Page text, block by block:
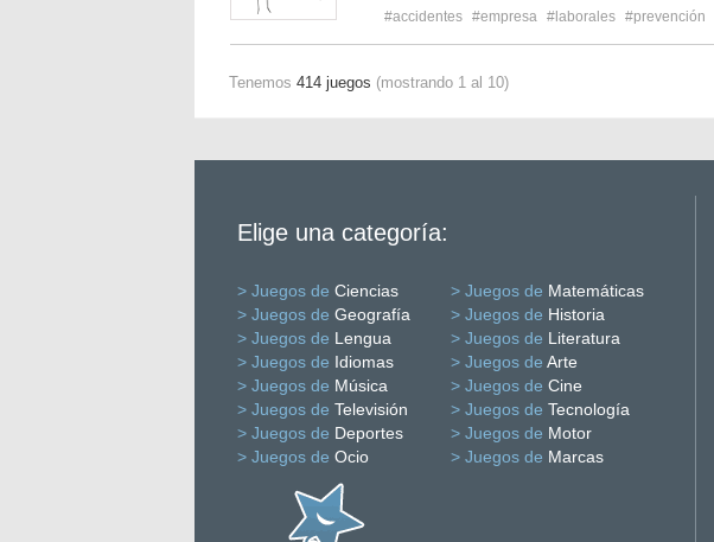
#accidentes #empresa #laborales #prevención
Tenemos 414 juegos (mostrando 1 al 10)
Elige una categoría:
> Juegos de Ciencias > Juegos de Matemáticas
> Juegos de Geografía > Juegos de Historia
> Juegos de Lengua > Juegos de Literatura
> Juegos de Idiomas > Juegos de Arte
> Juegos de Música > Juegos de Cine
> Juegos de Televisión > Juegos de Tecnología
> Juegos de Deportes > Juegos de Motor
> Juegos de Ocio > Juegos de Marcas